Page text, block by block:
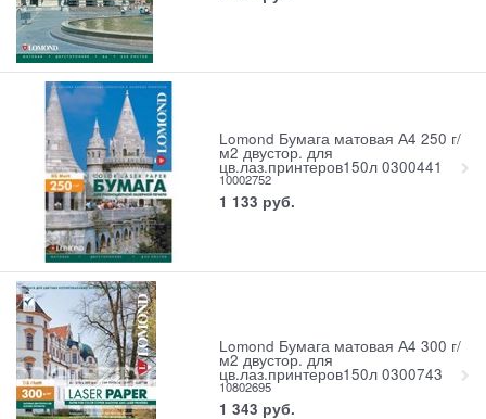
Lomond Бумага матовая А4 250 г/
м2 двустор. для
цв.лаз.принтеров150л 0300441
10002752
1 133 руб.
Lomond Бумага матовая А4 300 г/
м2 двустор. для
цв.лаз.принтеров150л 0300743
10802695
1 343 руб.